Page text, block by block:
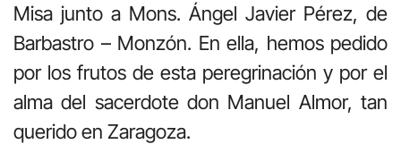
Misa junto a Mons. Ángel Javier Pérez, de
Barbastro – Monzón. En ella, hemos pedido
por los frutos de esta peregrinación y por el
alma del sacerdote don Manuel Almor, tan
querido en Zaragoza.